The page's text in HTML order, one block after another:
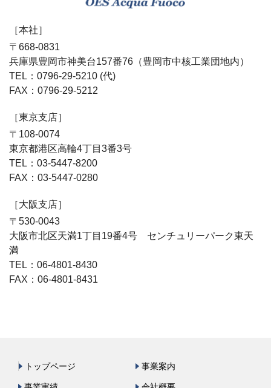
［本社］
〒668-0831
兵庫県豊岡市神美台157番76（豊岡市中核工業団地内）
TEL：0796-29-5210 (代)
FAX：0796-29-5212
［東京支店］
〒108-0074
東京都港区高輪4丁目3番3号
TEL：03-5447-8200
FAX：03-5447-0280
［大阪支店］
〒530-0043
大阪市北区天満1丁目19番4号 センチュリーパーク東天
満
TEL：06-4801-8430
FAX：06-4801-8431
トップページ 事業案内